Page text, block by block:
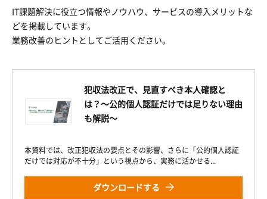
IT課題解決に役立つ情報やノウハウ、サービスの導入メリットな
どを掲載しています。
業務改善のヒントとしてご活用ください。
犯収法改正で、見直すべき本人確認と
は？〜公的個人認証だけでは足りない理由
も解説〜
本資料では、改正犯収法の要点とその影響、さらに「公的個人認証
だけでは対応が不十分」という視点から、実務に活かせる...
ダウンロードする